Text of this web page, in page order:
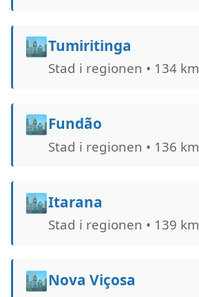
🏙️Tumiritinga
Stad i regionen • 134 km
🏙️Fundão
Stad i regionen • 136 km
🏙️Itarana
Stad i regionen • 139 km
🏙️Nova Viçosa